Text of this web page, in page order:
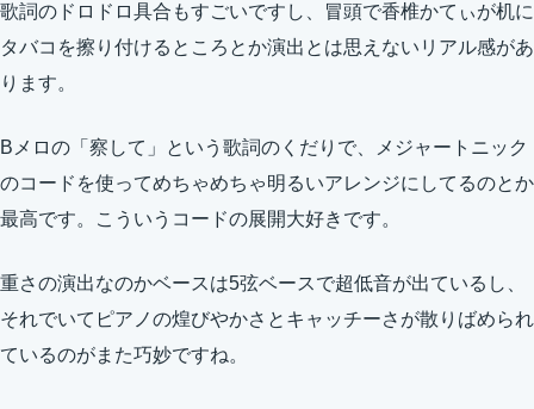
歌詞のドロドロ具合もすごいですし、冒頭で香椎かてぃが机に
タバコを擦り付けるところとか演出とは思えないリアル感があ
ります。
Bメロの「察して」という歌詞のくだりで、メジャートニック
のコードを使ってめちゃめちゃ明るいアレンジにしてるのとか
最高です。こういうコードの展開大好きです。
重さの演出なのかベースは5弦ベースで超低音が出ているし、
それでいてピアノの煌びやかさとキャッチーさが散りばめられ
ているのがまた巧妙ですね。